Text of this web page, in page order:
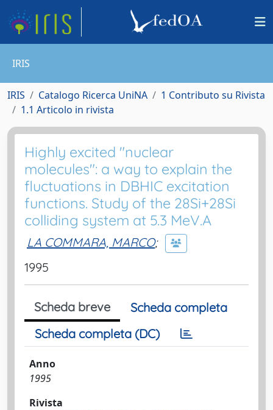
IRIS
IRIS Catalogo Ricerca UniNA
1 Contributo su Rivista
1.1 Articolo in rivista
Highly excited "nuclear
molecules": a way to explain the
fluctuations in DBHIC excitation
functions. Study of the 28Si+28Si
colliding system at 5.3 MeV.A
LA COMMARA, MARCO;
1995
Scheda breve
Scheda completa
Scheda completa (DC)
Anno
1995
Rivista